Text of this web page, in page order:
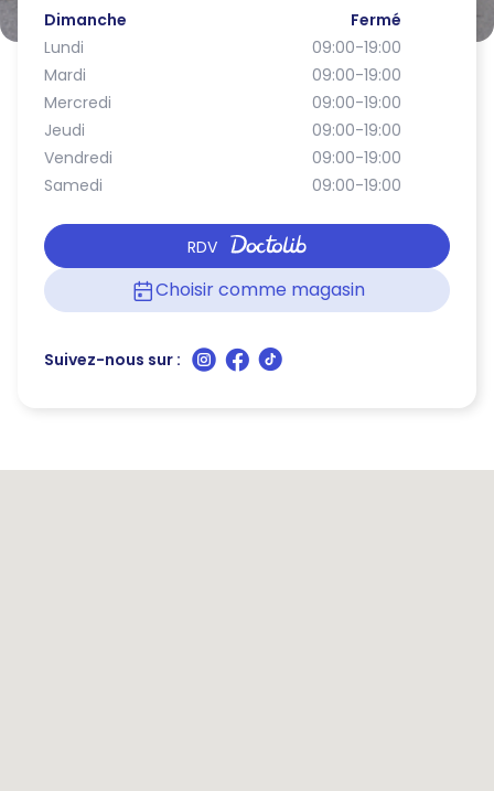
Dimanche
Fermé
Lundi
09:00-19:00
Mardi
09:00-19:00
Mercredi
09:00-19:00
Jeudi
09:00-19:00
Vendredi
09:00-19:00
Samedi
09:00-19:00
RDV
Choisir comme magasin
Suivez-nous sur :